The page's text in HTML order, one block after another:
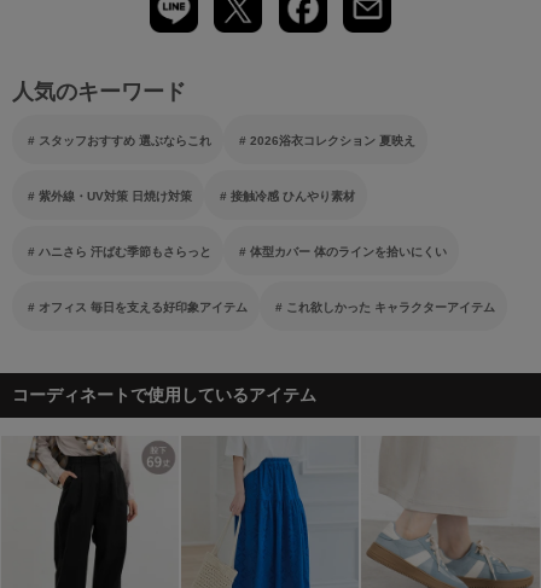
人気のキーワード
スタッフおすすめ 選ぶならこれ 2026浴衣コレクション 夏映え
紫外線・UV対策 日焼け対策 接触冷感 ひんやり素材
ハニさら 汗ばむ季節もさらっと 体型カバー 体のラインを拾いにくい
オフィス 毎日を支える好印象アイテム これ欲しかった キャラクターアイテム
コーディネートで使用しているアイテム